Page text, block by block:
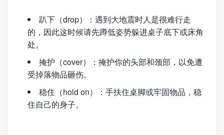
趴下（drop）：遇到大地震时人是很难行走
的，因此这时候请先蹲低姿势躲进桌子底下或床角
处。
掩护（cover）：掩护你的头部和颈部，以免遭
受掉落物品砸伤。
稳住（hold on）：手扶住桌脚或牢固物品，稳
住自己的身子。